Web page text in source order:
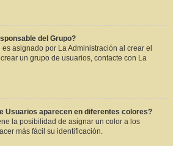
del Grupo?
asignado por La Administración al crear el
un grupo de usuarios, contacte con La
Usuarios aparecen en diferentes colores?
la posibilidad de asignar un color a los
más fácil su identificación.